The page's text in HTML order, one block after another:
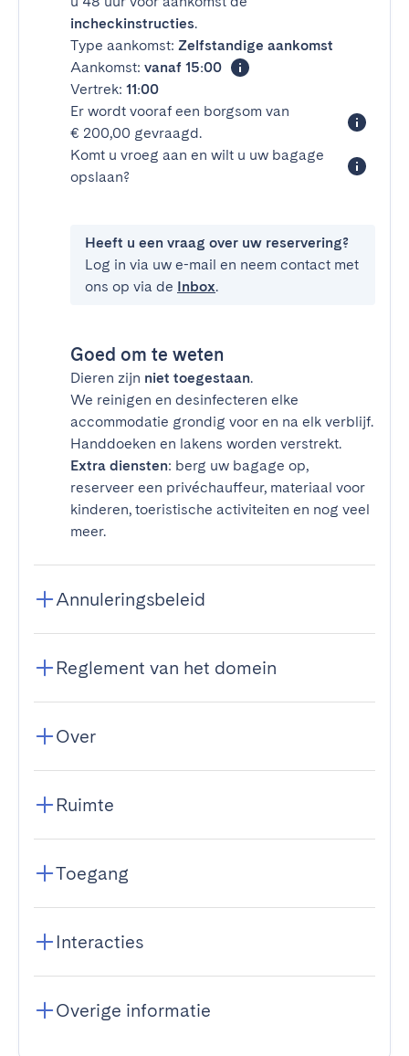
incheckinstructies.
Type aankomst: Zelfstandige aankomst
Aankomst: vanaf 15:00
Vertrek: 11:00
Er wordt vooraf een borgsom van
€ 200,00 gevraagd.
Komt u vroeg aan en wilt u uw bagage
opslaan?
Heeft u een vraag over uw reservering?
Log in via uw e-mail en neem contact met
ons op via de Inbox.
Goed om te weten
Dieren zijn niet toegestaan.
We reinigen en desinfecteren elke
accommodatie grondig voor en na elk verblijf.
Handdoeken en lakens worden verstrekt.
Extra diensten: berg uw bagage op,
reserveer een privéchauffeur, materiaal voor
kinderen, toeristische activiteiten en nog veel
meer.
Annuleringsbeleid
Reglement van het domein
Over
Ruimte
Toegang
Interacties
Overige informatie